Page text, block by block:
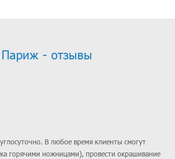
Париж - отзывы
В любое время клиенты смогут
горячими ножницами), провести окрашивание